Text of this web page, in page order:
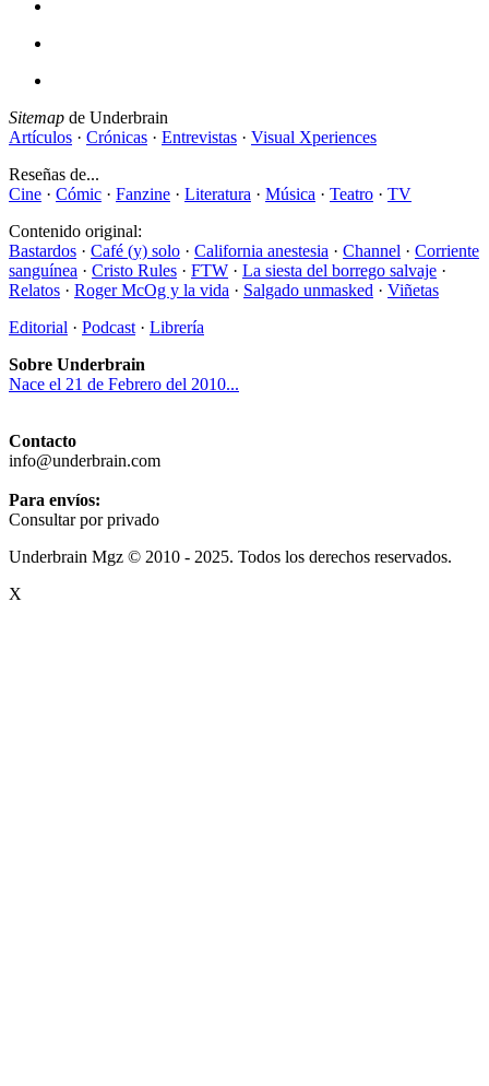
Sitemap de Underbrain
Artículos · Crónicas · Entrevistas · Visual Xperiences
Reseñas de...
Cine · Cómic · Fanzine · Literatura · Música · Teatro · TV
Contenido original:
Bastardos · Café (y) solo · California anestesia · Channel · Corriente
sanguínea · Cristo Rules · FTW · La siesta del borrego salvaje ·
Relatos · Roger McOg y la vida · Salgado unmasked · Viñetas
Editorial · Podcast · Librería
Sobre Underbrain
Nace el 21 de Febrero del 2010...
Contacto
info@underbrain.com
Para envíos:
Consultar por privado
Underbrain Mgz © 2010 - 2025. Todos los derechos reservados.
X